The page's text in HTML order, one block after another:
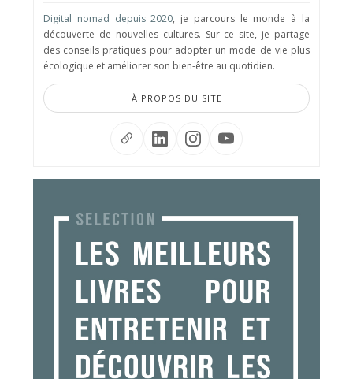
Digital nomad depuis 2020, je parcours le monde à la
découverte de nouvelles cultures. Sur ce site, je partage
des conseils pratiques pour adopter un mode de vie plus
écologique et améliorer son bien-être au quotidien.
À PROPOS DU SITE